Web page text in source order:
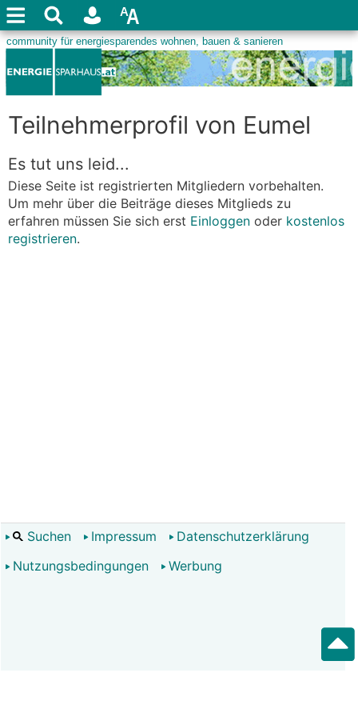
Teilnehmerprofil von Eumel
Es tut uns leid...
Diese Seite ist registrierten Mitgliedern vorbehalten.
Um mehr über die Beiträge dieses Mitglieds zu
erfahren müssen Sie sich erst Einloggen oder kostenlos
registrieren.
Suchen Impressum
Datenschutzerklärung
Nutzungsbedingungen
Werbung